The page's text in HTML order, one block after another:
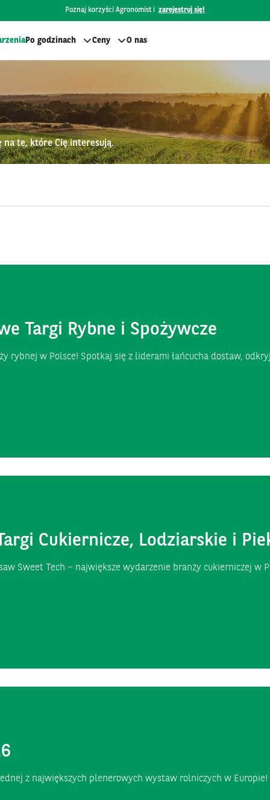
Poznaj korzyści Agronomist i zarejestruj się!
Po godzinach Ceny O nas
na te, które Cię interesują.
Targi Rybne i Spożywcze
rybnej w Polsce! Spotkaj się z liderami łańcucha dostaw,
Cukiernicze, Lodziarskie i
Sweet Tech – największe wydarzenie branży cukierniczej w
z największych plenerowych wystaw rolniczych w Europie!